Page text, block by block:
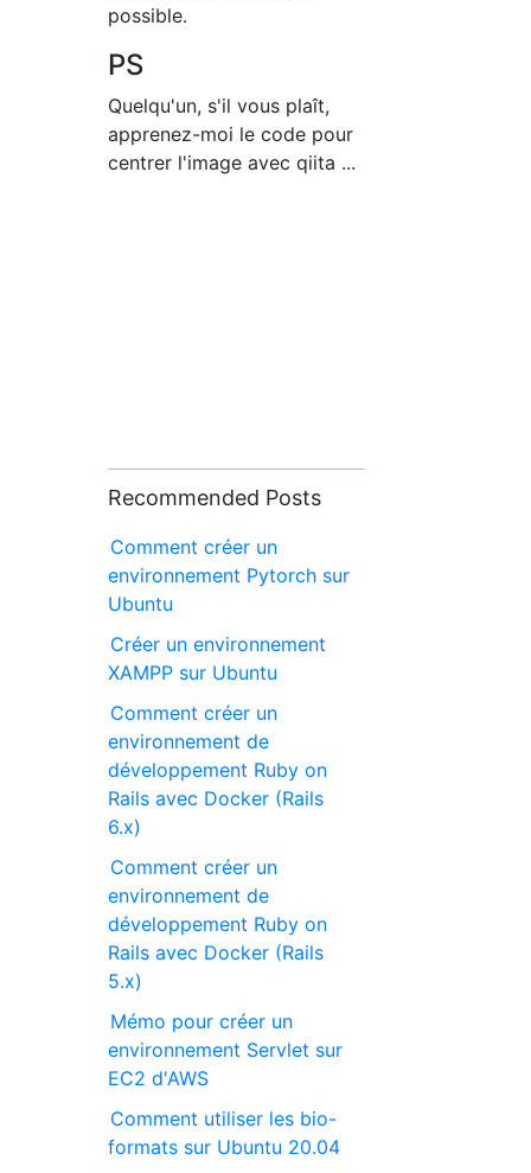
possible.
PS
Quelqu'un, s'il vous plaît,
apprenez-moi le code pour
centrer l'image avec qiita ...
Recommended Posts
Comment créer un
environnement Pytorch sur
Ubuntu
Créer un environnement
XAMPP sur Ubuntu
Comment créer un
environnement de
développement Ruby on
Rails avec Docker (Rails
6.x)
Comment créer un
environnement de
développement Ruby on
Rails avec Docker (Rails
5.x)
Mémo pour créer un
environnement Servlet sur
EC2 d'AWS
Comment utiliser les bio-
formats sur Ubuntu 20.04